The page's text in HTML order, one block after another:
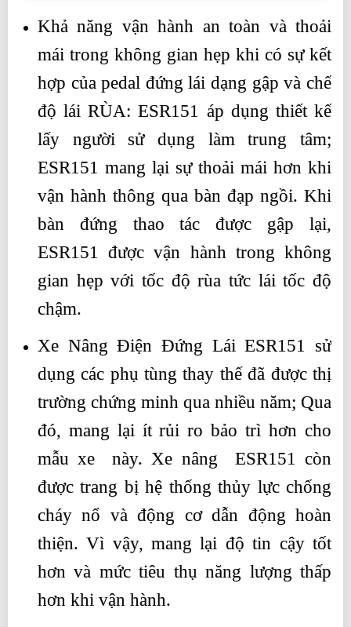
Khả năng vận hành an toàn và thoải
mái trong không gian hẹp khi có sự kết
hợp của pedal đứng lái dạng gập và chế
độ lái RÙA: ESR151 áp dụng thiết kế
lấy người sử dụng làm trung tâm;
ESR151 mang lại sự thoải mái hơn khi
vận hành thông qua bàn đạp ngồi. Khi
bàn đứng thao tác được gập lại,
ESR151 được vận hành trong không
gian hẹp với tốc độ rùa tức lái tốc độ
chậm.
Xe Nâng Điện Đứng Lái ESR151 sử
dụng các phụ tùng thay thế đã được thị
trường chứng minh qua nhiều năm; Qua
đó, mang lại ít rủi ro bảo trì hơn cho
mẫu xe này. Xe nâng ESR151 còn
được trang bị hệ thống thủy lực chống
cháy nổ và động cơ dẫn động hoàn
thiện. Vì vậy, mang lại độ tin cậy tốt
hơn và mức tiêu thụ năng lượng thấp
hơn khi vận hành.